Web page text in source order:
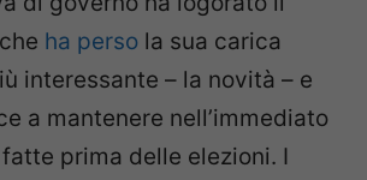
ha perso la sua carica
interessante – la novità – e
a mantenere nell’immediato
prima delle elezioni. I